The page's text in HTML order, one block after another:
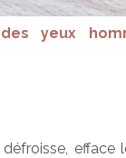
yeux
efface